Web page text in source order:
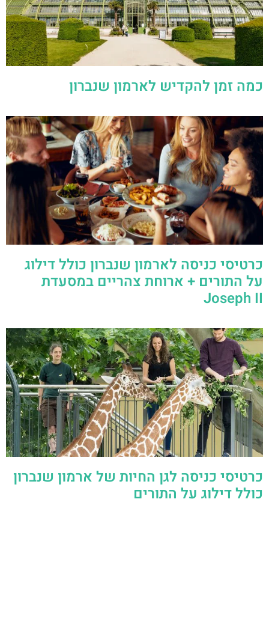
כמה זמן להקדיש לארמון שנברון
כרטיסי כניסה לארמון שנברון כולל דילוג
על התורים + ארוחת צהריים במסעדת
Joseph II
כרטיסי כניסה לגן החיות של ארמון שנברון
כולל דילוג על התורים